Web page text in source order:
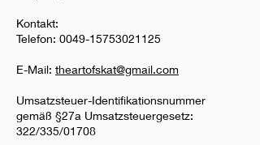
Kontakt:
Telefon: 0049-15753021125
E-Mail: theartofskat@gmail.com
Umsatzsteuer-Identifikationsnummer
gemäß §27a Umsatzsteuergesetz:
322/335/01708